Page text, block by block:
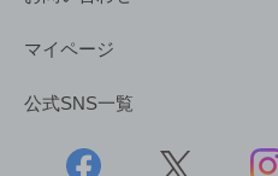
マイページ
公式SNS一覧